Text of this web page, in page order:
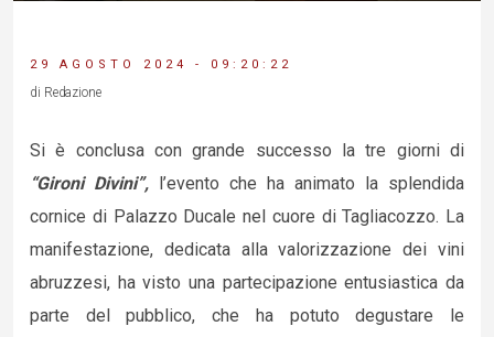
29 AGOSTO 2024 - 09:20:22
di Redazione
Si è conclusa con grande successo la tre giorni di
“Gironi Divini”, l’evento che ha animato la splendida
cornice di Palazzo Ducale nel cuore di Tagliacozzo. La
manifestazione, dedicata alla valorizzazione dei vini
abruzzesi, ha visto una partecipazione entusiastica da
parte del pubblico, che ha potuto degustare le